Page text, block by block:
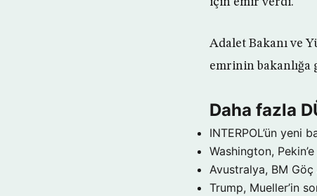
Adalet Bakanı ve
emrinin
Daha fazla
INTERPOL’ün yeni
Washington,
Avustralya, BM Göç
Trump, Mueller’in